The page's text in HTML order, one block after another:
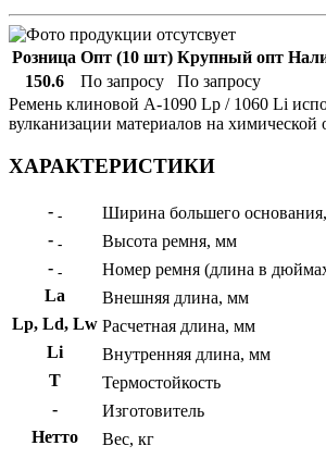
Розница Опт (10 шт) Крупный опт
150.6
По запросу
По запросу
Ремень клиновой А-1090 Lp / 1060 Li
вулканизации материалов на
ХАРАКТЕРИСТИКИ
- - Ширина большего
- - Высота ремня, мм
- - Номер ремня (длина в
La
Внешняя длина, мм
Lp, Ld, Lw Расчетная длина, мм
Li
Внутренняя длина, мм
Т
Термостойкость
-
Изготовитель
Нетто
Вес, кг